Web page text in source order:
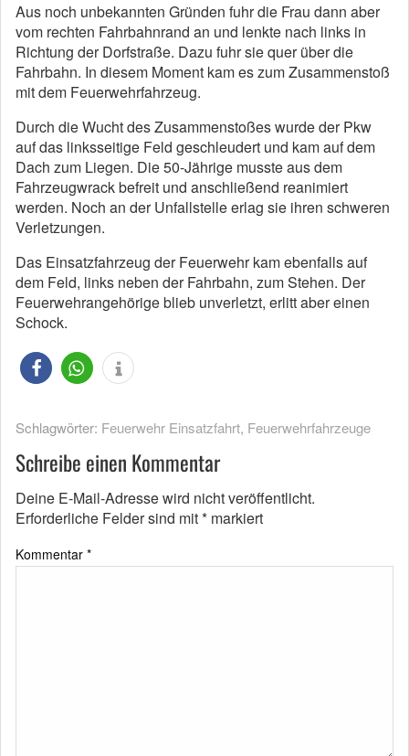
Aus noch unbekannten Gründen fuhr die Frau dann aber
vom rechten Fahrbahnrand an und lenkte nach links in
Richtung der Dorfstraße. Dazu fuhr sie quer über die
Fahrbahn. In diesem Moment kam es zum Zusammenstoß
mit dem Feuerwehrfahrzeug.
Durch die Wucht des Zusammenstoßes wurde der Pkw
auf das linksseitige Feld geschleudert und kam auf dem
Dach zum Liegen. Die 50-Jährige musste aus dem
Fahrzeugwrack befreit und anschließend reanimiert
werden. Noch an der Unfallstelle erlag sie ihren schweren
Verletzungen.
Das Einsatzfahrzeug der Feuerwehr kam ebenfalls auf
dem Feld, links neben der Fahrbahn, zum Stehen. Der
Feuerwehrangehörige blieb unverletzt, erlitt aber einen
Schock.
Schlagwörter: Feuerwehr Einsatzfahrt, Feuerwehrfahrzeuge
Schreibe einen Kommentar
Deine E-Mail-Adresse wird nicht veröffentlicht.
Erforderliche Felder sind mit* markiert
Kommentar *